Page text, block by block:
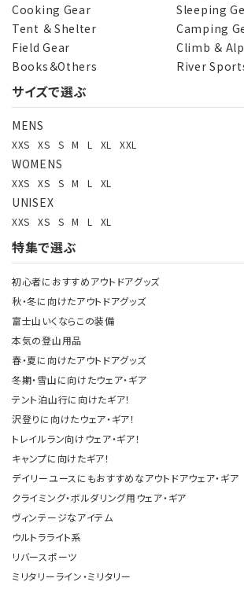
Cooking Gear
Sleeping
Tent ＆ Shelter
Camping
Field Gear
Climb ＆
Books＆Others
River
サイズで選ぶ
MENS
XXS XS S M L XL XXL
WOMENS
XXS XS S M L XL
UNISEX
XXS XS S M L XL
特集で選ぶ
初心者におすすめアウトドアグッズ
秋・冬に向けたアウトドアグッズ
富士山いくならこの装備
本気の登山用品
春・夏に向けたアウトドアグッズ
冬期・雪山に向けたウェア・ギア
テント泊山行に向けたギア！
沢登りに向けたウェア・ギア！
トレイルラン向けウェア・ギア！
キャンプに向けたギア！
デイリーユースにもおすすめなアウトドアウェア・ギア
クライミング・ボルダリング用ウェア・ギア
ヴィンテージなアイテム
ウルトラライト系
リバースポーツ
ミリタリーライン・ミリタリー